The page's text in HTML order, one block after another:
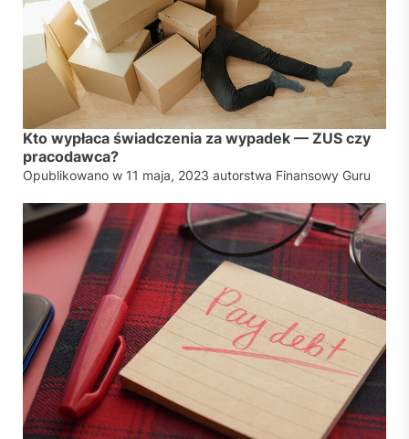
Kto wypłaca świadczenia za wypadek — ZUS czy
pracodawca?
Opublikowano w 11 maja, 2023 autorstwa Finansowy Guru